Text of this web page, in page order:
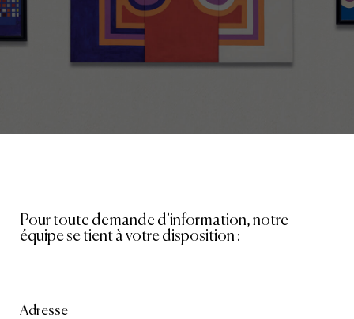
Pour toute demande d’information, notre
équipe se tient à votre disposition :
Adresse